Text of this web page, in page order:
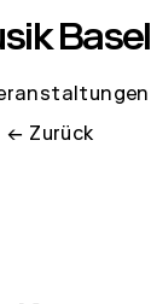
Basel
← Zurück